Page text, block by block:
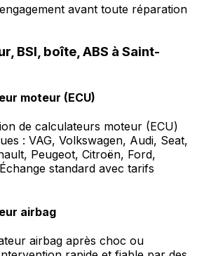
avant toute réparation
BSI, boîte, ABS à Saint-
moteur (ECU)
de calculateurs moteur (ECU)
: VAG, Volkswagen, Audi, Seat,
Peugeot, Citroën, Ford,
standard avec tarifs
airbag
airbag après choc ou